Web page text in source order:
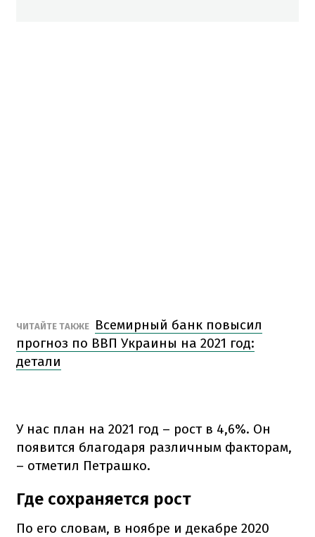
ЧИТАЙТЕ ТАКЖЕ
Всемирный банк повысил
прогноз по ВВП Украины на 2021 год:
детали
У нас план на 2021 год – рост в 4,6%. Он
появится благодаря различным факторам,
– отметил Петрашко.
Где сохраняется рост
По его словам, в ноябре и декабре 2020